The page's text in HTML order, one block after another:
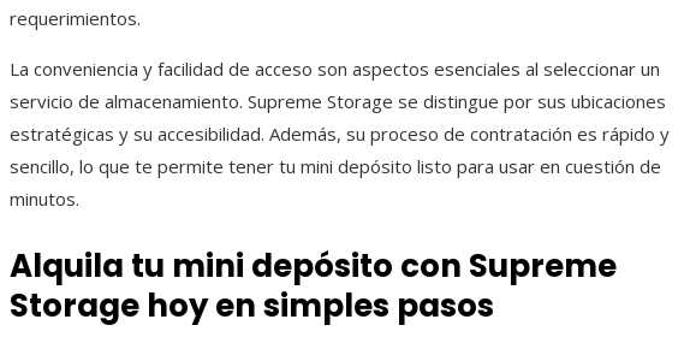
requerimientos.
La conveniencia y facilidad de acceso son aspectos esenciales al seleccionar un
servicio de almacenamiento. Supreme Storage se distingue por sus ubicaciones
estratégicas y su accesibilidad. Además, su proceso de contratación es rápido y
sencillo, lo que te permite tener tu mini depósito listo para usar en cuestión de
minutos.
Alquila tu mini depósito con Supreme
Storage hoy en simples pasos